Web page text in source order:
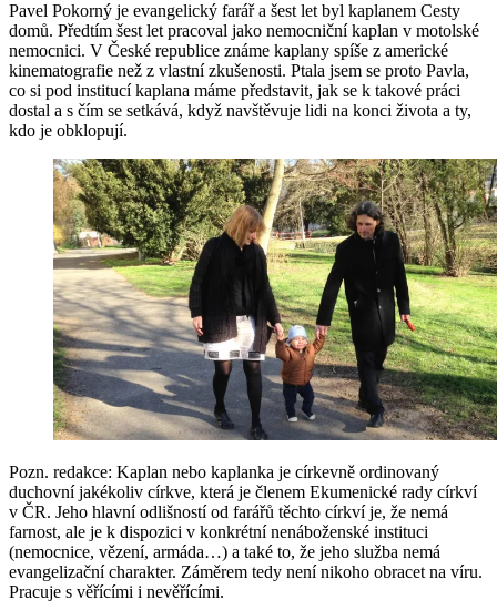
Pavel Pokorný je evangelický farář a šest let byl kaplanem Cesty
domů. Předtím šest let pracoval jako nemocniční kaplan v motolské
nemocnici. V České republice známe kaplany spíše z americké
kinematografie než z vlastní zkušenosti. Ptala jsem se proto Pavla,
co si pod institucí kaplana máme představit, jak se k takové práci
dostal a s čím se setkává, když navštěvuje lidi na konci života a ty,
kdo je obklopují.
Pozn. redakce: Kaplan nebo kaplanka je církevně ordinovaný
duchovní jakékoliv církve, která je členem Ekumenické rady církví
v ČR. Jeho hlavní odlišností od farářů těchto církví je, že nemá
farnost, ale je k dispozici v konkrétní nenáboženské instituci
(nemocnice, vězení, armáda…) a také to, že jeho služba nemá
evangelizační charakter. Záměrem tedy není nikoho obracet na víru.
Pracuje s věřícími i nevěřícími.